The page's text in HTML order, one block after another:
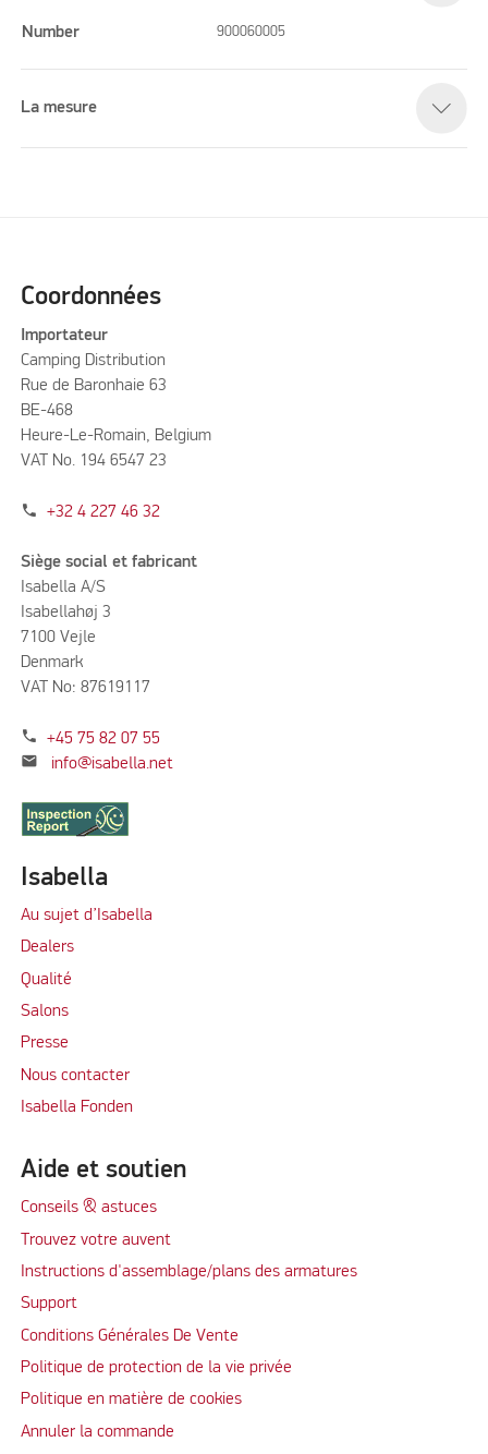
Number 900060005
La mesure
Coordonnées
Importateur
Camping Distribution
Rue de Baronhaie 63
BE-468
Heure-Le-Romain, Belgium
VAT No. 194 6547 23
phone +32 4 227 46 32
Siège social et fabricant
Isabella A/S
Isabellahøj 3
7100 Vejle
Denmark
VAT No: 87619117
phone +45 75 82 07 55
mail info@isabella.net
Isabella
Au sujet d’Isabella
Dealers
Qualité
Salons
Presse
Nous contacter
Isabella Fonden
Aide et soutien
Conseils & astuces
Trouvez votre auvent
Instructions d'assemblage/plans des armatures
Support
Conditions Générales De Vente
Politique de protection de la vie privée
Politique en matière de cookies
Annuler la commande